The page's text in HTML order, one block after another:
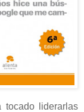
liderarlas